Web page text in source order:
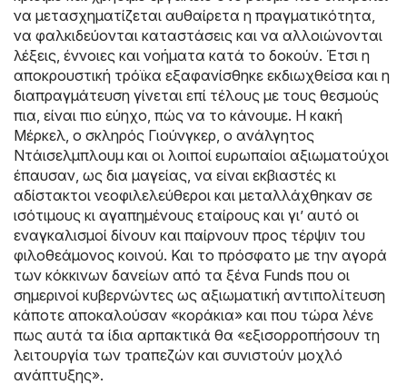
να μετασχηματίζεται αυθαίρετα η πραγματικότητα,
να φαλκιδεύονται καταστάσεις και να αλλοιώνονται
λέξεις, έννοιες και νοήματα κατά το δοκούν. Έτσι η
αποκρουστική τρόϊκα εξαφανίσθηκε εκδιωχθείσα και η
διαπραγμάτευση γίνεται επί τέλους με τους θεσμούς
πια, είναι πιο εύηχο, πώς να το κάνουμε. Η κακή
Μέρκελ, ο σκληρός Γιούνγκερ, ο ανάλγητος
Ντάισελμπλουμ και οι λοιποί ευρωπαίοι αξιωματούχοι
έπαυσαν, ως δια μαγείας, να είναι εκβιαστές κι
αδίστακτοι νεοφιλελεύθεροι και μεταλλάχθηκαν σε
ισότιμους κι αγαπημένους εταίρους και γι’ αυτό οι
εναγκαλισμοί δίνουν και παίρνουν προς τέρψιν του
φιλοθεάμονος κοινού. Και το πρόσφατο με την αγορά
των κόκκινων δανείων από τα ξένα Funds που οι
σημερινοί κυβερνώντες ως αξιωματική αντιπολίτευση
κάποτε αποκαλούσαν «κοράκια» και που τώρα λένε
πως αυτά τα ίδια αρπακτικά θα «εξισορροπήσουν τη
λειτουργία των τραπεζών και συνιστούν μοχλό
ανάπτυξης».